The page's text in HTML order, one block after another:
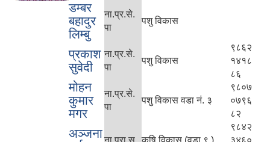
डम्बर
बहादुर
लिम्बु
ना.प्र.से.
पा
पशु विकास
प्रकाश
सुवेदी
ना.प्र.से.
पा
पशु विकास
९८६२
१४१८
८६
मोहन
कुमार
मगर
ना.प्र.से.
पा
पशु विकास वडा नं. ३
९८०७
०७९६
८२
अञ्जना
९८४२